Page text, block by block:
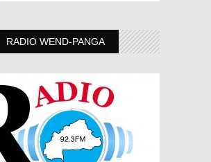
RADIO WEND-PANGA